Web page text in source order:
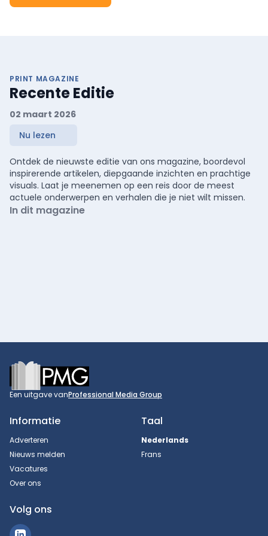
dat maakt het speels. De limoen, ten slotte, versterkt het zomerse
PRINT MAGAZINE
Recente Editie
02 maart 2026
Nu lezen
Ontdek de nieuwste editie van ons magazine, boordevol
inspirerende artikelen, diepgaande inzichten en prachtige
visuals. Laat je meenemen op een reis door de meest
actuele onderwerpen en verhalen die je niet wilt missen.
In dit magazine
Footer
Een uitgave vanProfessional Media Group
Informatie
Adverteren
Nieuws melden
Vacatures
Over ons
Taal
Nederlands
Frans
Volg ons